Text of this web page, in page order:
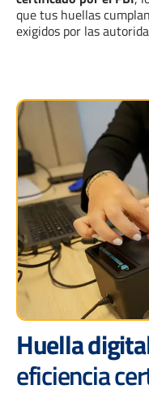
que tus huellas
exigidos por las
Huella
eficiencia